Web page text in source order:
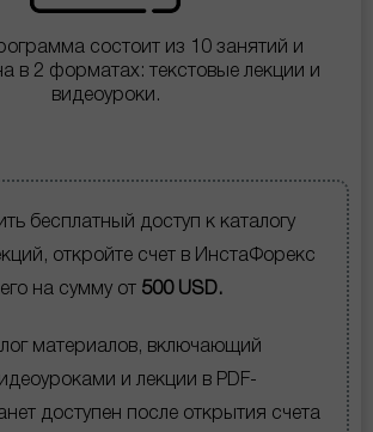
состоит из 10 занятий и
в 2 форматах: текстовые лекции и
видеоуроки.
бесплатный доступ к каталогу
откройте счет в ИнстаФорекс
на сумму от 500 USD.
материалов, включающий
и лекции в PDF-
доступен после открытия счета